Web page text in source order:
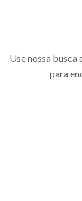
Use nossa busca
para